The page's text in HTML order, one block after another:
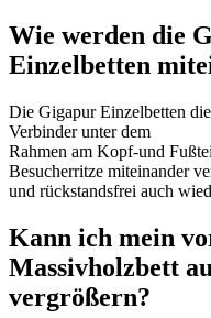
Wie werden die
Einzelbetten
Die Gigapur Einzelbetten
Verbinder unter dem
Rahmen am Kopf-und
Besucherritze miteinander
und rückstandsfrei auch
Kann ich mein
Massivholzbett
vergrößern?